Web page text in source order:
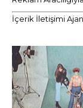
İçerik İletişimi